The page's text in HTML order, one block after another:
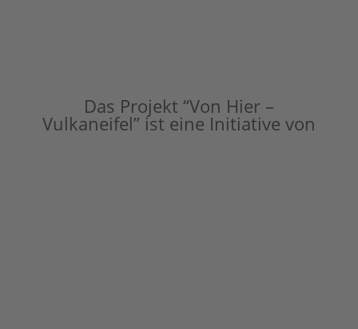
Das Projekt “Von Hier –
Vulkaneifel” ist eine Initiative von